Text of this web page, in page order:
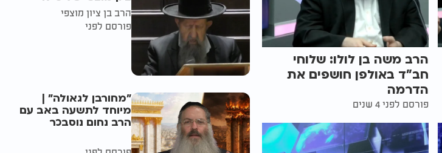
הרב משה בן לולו: שלוחי
חב"ד באולפן חושפים את
הדרמה
פורסם לפני 4 שנים
הרב בן ציון מוצפי
פורסם לפני
"מחורבן לגאולה" |
מיוחד לתשעה באב עם
הרב נחום נוסבכר